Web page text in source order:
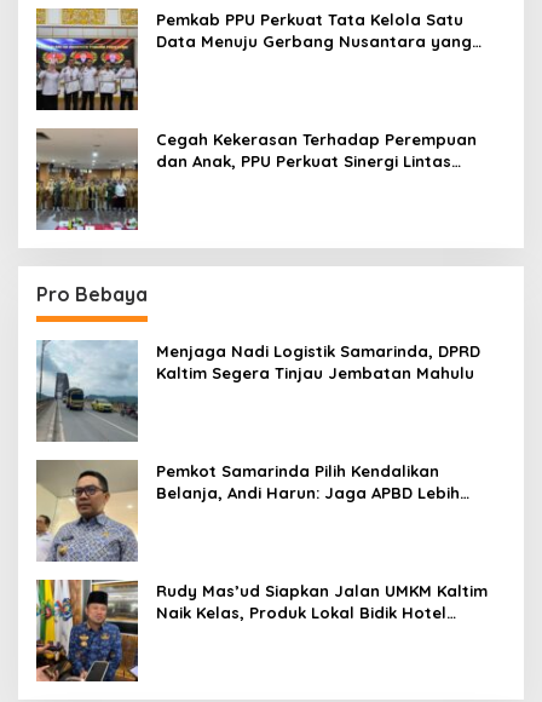
Pemkab PPU Perkuat Tata Kelola Satu
Data Menuju Gerbang Nusantara yang
Cegah Kekerasan Terhadap Perempuan
dan Anak, PPU Perkuat Sinergi Lintas
Pro Bebaya
Menjaga Nadi Logistik Samarinda, DPRD
Kaltim Segera Tinjau Jembatan Mahulu
Pemkot Samarinda Pilih Kendalikan
Belanja, Andi Harun: Jaga APBD Lebih
Rudy Mas’ud Siapkan Jalan UMKM Kaltim
Naik Kelas, Produk Lokal Bidik Hotel